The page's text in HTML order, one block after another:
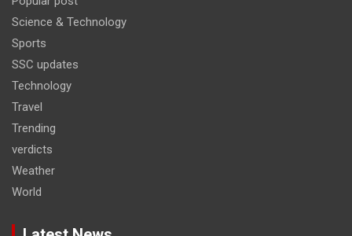
Science & Technology
Sports
SSC updates
Technology
Travel
Trending
verdicts
Weather
World